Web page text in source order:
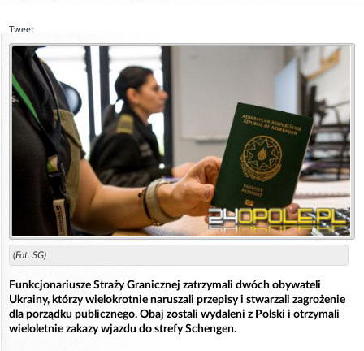
Tweet
(Fot. SG)
Funkcjonariusze Straży Granicznej zatrzymali dwóch obywateli
Ukrainy, którzy wielokrotnie naruszali przepisy i stwarzali zagrożenie
dla porządku publicznego. Obaj zostali wydaleni z Polski i otrzymali
wieloletnie zakazy wjazdu do strefy Schengen.